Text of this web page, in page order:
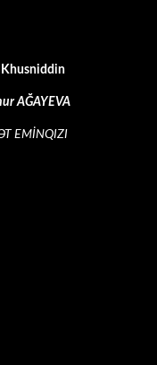
AĞAYEVA
EMİNQIZI